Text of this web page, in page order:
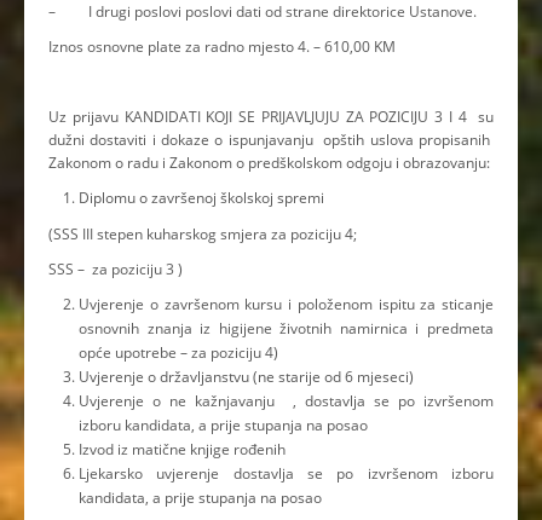
– I drugi poslovi poslovi dati od strane direktorice Ustanove.
Iznos osnovne plate za radno mjesto 4. – 610,00 KM
Uz prijavu KANDIDATI KOJI SE PRIJAVLJUJU ZA POZICIJU 3 I 4 su
dužni dostaviti i dokaze o ispunjavanju opštih uslova propisanih
Zakonom o radu i Zakonom o predškolskom odgoju i obrazovanju:
Diplomu o završenoj školskoj spremi
(SSS III stepen kuharskog smjera za poziciju 4;
SSS – za poziciju 3 )
Uvjerenje o završenom kursu i položenom ispitu za sticanje
osnovnih znanja iz higijene životnih namirnica i predmeta
opće upotrebe – za poziciju 4)
Uvjerenje o državljanstvu (ne starije od 6 mjeseci)
Uvjerenje o ne kažnjavanju , dostavlja se po izvršenom
izboru kandidata, a prije stupanja na posao
Izvod iz matične knjige rođenih
Ljekarsko uvjerenje dostavlja se po izvršenom izboru
kandidata, a prije stupanja na posao